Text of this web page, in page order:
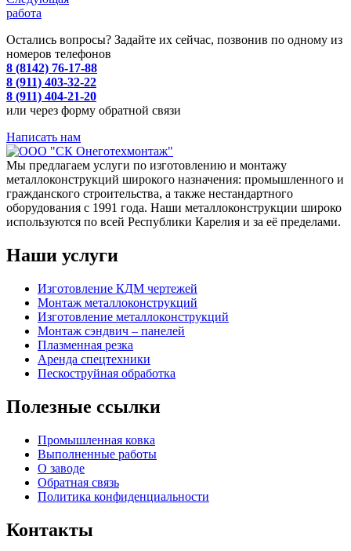
работа
Остались вопросы? Задайте их сейчас, позвонив по одному из
номеров телефонов
8 (8142) 76-17-88
8 (911) 403-32-22
8 (911) 404-21-20
или через форму обратной связи
Написать нам
Мы предлагаем услуги по изготовлению и монтажу
металлоконструкций широкого назначения: промышленного и
гражданского строительства, а также нестандартного
оборудования с 1991 года. Наши металлоконструкции широко
используются по всей Республики Карелия и за её пределами.
Наши услуги
Изготовление КДМ чертежей
Монтаж металлоконструкций
Изготовление металлоконструкций
Монтаж сэндвич – панелей
Плазменная резка
Аренда спецтехники
Пескоструйная обработка
Полезные ссылки
Промышленная ковка
Выполненные работы
О заводе
Обратная связь
Политика конфиденциальности
Контакты